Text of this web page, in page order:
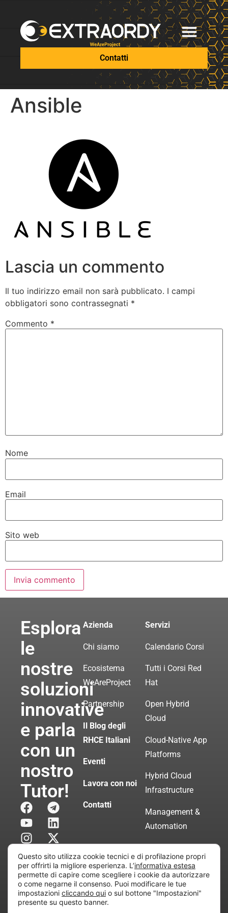
Contatti
Ansible
Lascia un commento
Il tuo indirizzo email non sarà pubblicato. I campi
obbligatori sono contrassegnati *
Commento *
Nome
Email
Sito web
Esplora
le
nostre
soluzioni
innovative
e parla
con un
nostro
Tutor!
Azienda
Chi siamo
Ecosistema
WeAreProject
Partnership
Il Blog degli
RHCE Italiani
Eventi
Lavora con noi
Contatti
Servizi
Calendario Corsi
Tutti i Corsi Red
Hat
Open Hybrid
Cloud
Cloud-Native App
Platforms
Hybrid Cloud
Infrastructure
Management &
Automation
Servizi di
Consulenza
Certificata
Questo sito utilizza cookie tecnici e di profilazione propri
per offrirti la migliore esperienza. L’informativa estesa
permette di capire come scegliere i cookie da autorizzare
o come negarne il consenso. Puoi modificare le tue
impostazioni cliccando qui o sul bottone "Impostazioni"
presente su questo banner.